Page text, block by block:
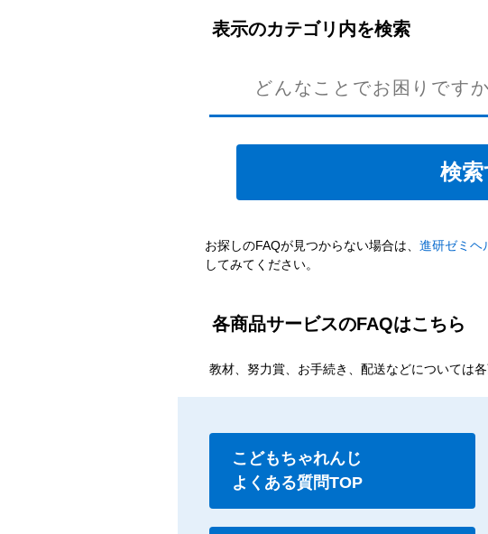
表示のカテゴリ内を検索
お探しのFAQが見つからない場合は、 進研ゼミヘ
してみてください。
各商品サービスのFAQはこちら
教材、努力賞、お手続き、配送などについては
こどもちゃれんじ
よくある質問TOP